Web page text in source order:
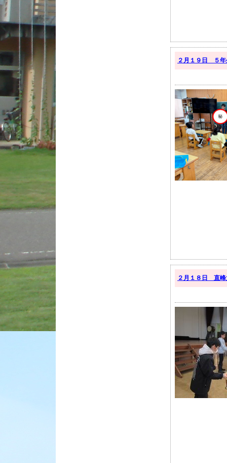
２月１９日 ５年
２月１８日 直峰